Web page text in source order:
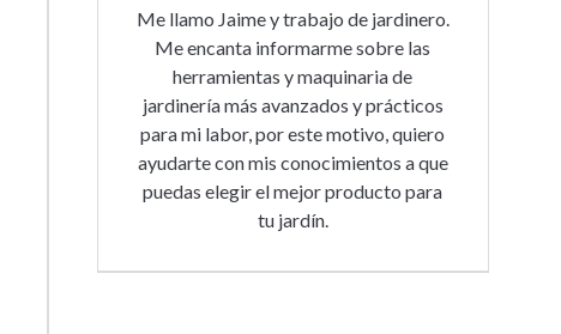
Me llamo Jaime y trabajo de jardinero.
Me encanta informarme sobre las
herramientas y maquinaria de
jardinería más avanzados y prácticos
para mi labor, por este motivo, quiero
ayudarte con mis conocimientos a que
puedas elegir el mejor producto para
tu jardín.